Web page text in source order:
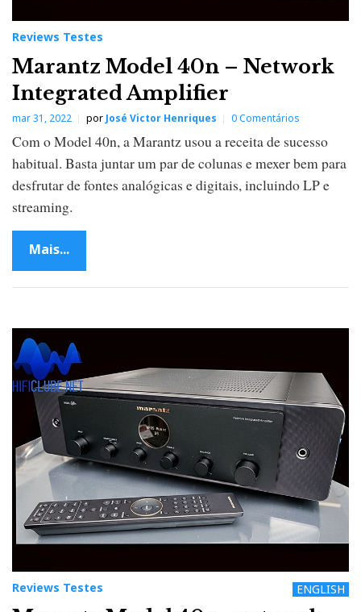
Reviews Testes
Marantz Model 40n – Network
Integrated Amplifier
mar 31, 2022 por José Victor Henriques 0 Comentários
Com o Model 40n, a Marantz usou a receita de sucesso
habitual. Basta juntar um par de colunas e mexer bem para
desfrutar de fontes analógicas e digitais, incluindo LP e
streaming.
Mais...
Reviews Testes ENGLISH